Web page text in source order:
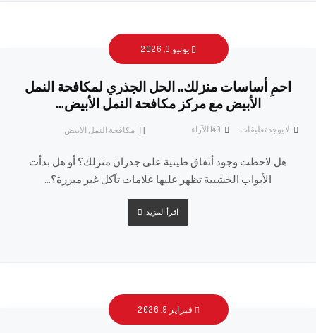
يونيو 3, 2026
احمِ أساسات منزلك.. الحل الجذري لمكافحة النمل
الأبيض مع مركز مكافحة النمل الأبيض…
مكافحة النمل الابيض لا يوجد تعليقات الآراء
هل لاحظت وجود أنفاق طينية على جدران منزلك؟ أو هل بدأت
الأبواب الخشبية تظهر عليها علامات تآكل غير مبررة؟...
اقرأ المزيد
فبراير 9, 2026